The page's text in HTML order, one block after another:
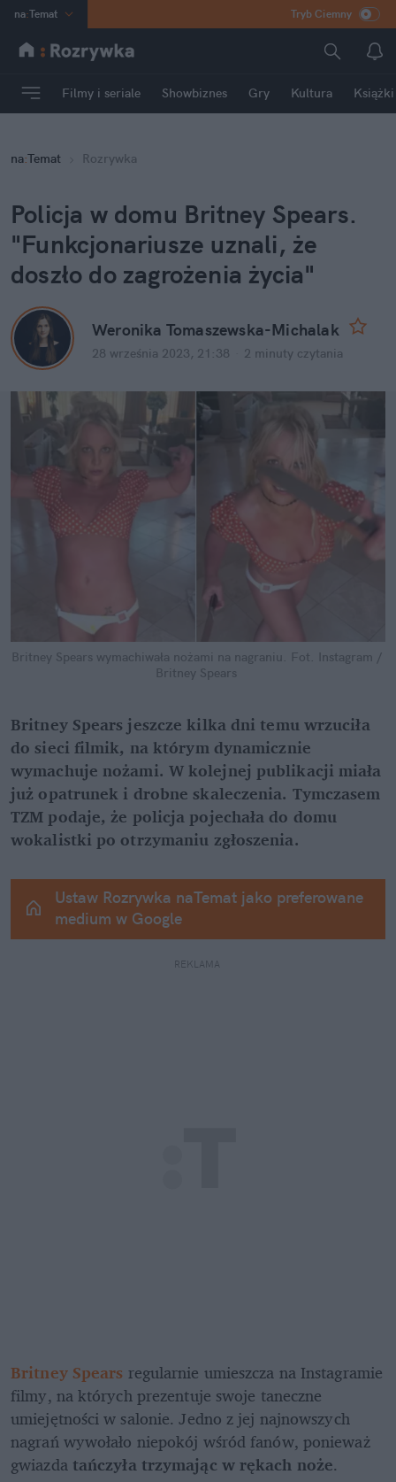
na:Temat
INN Poland
mama
Rozrywka
Tryb Ciemny
Filmy i seriale Showbiznes Gry Kultura Książki
na:Temat Rozrywka
Policja w domu Britney Spears.
"Funkcjonariusze uznali, że
doszło do zagrożenia życia"
Weronika Tomaszewska-Michalak
28 września 2023, 21:38 2 minuty czytania
Britney Spears wymachiwała nożami na nagraniu.
Fot. Instagram /
Britney Spears
Britney Spears jeszcze kilka dni temu wrzuciła
do sieci filmik, na którym dynamicznie
wymachuje nożami. W kolejnej publikacji miała
już opatrunek i drobne skaleczenia. Tymczasem
TZM podaje, że policja pojechała do domu
wokalistki po otrzymaniu zgłoszenia.
Ustaw Rozrywka naTemat jako preferowane
medium w Google
REKLAMA
Britney Spears regularnie umieszcza na Instagramie
filmy, na których prezentuje swoje taneczne
umiejętności w salonie. Jedno z jej najnowszych
nagrań wywołało niepokój wśród fanów, ponieważ
gwiazda tańczyła trzymając w rękach noże.